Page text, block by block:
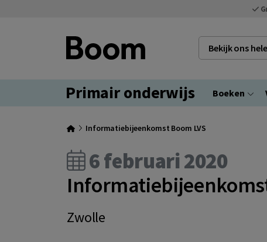
Bekijk ons
Primair onderwijs Boeken
Informatiebijeenkomst Boom LVS
6 februari 2020
Zwolle